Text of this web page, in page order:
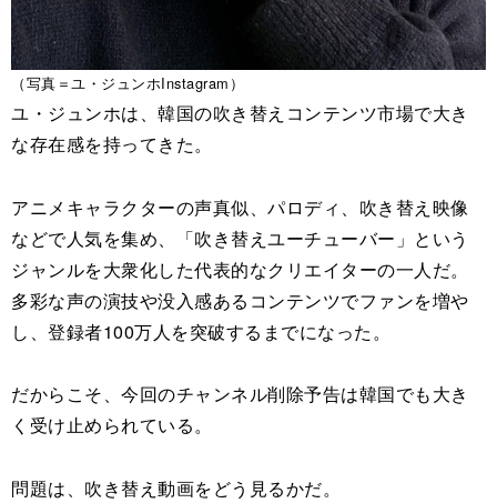
（写真＝ユ・ジュンホInstagram）
ユ・ジュンホは、韓国の吹き替えコンテンツ市場で大き
な存在感を持ってきた。
アニメキャラクターの声真似、パロディ、吹き替え映像
などで人気を集め、「吹き替えユーチューバー」という
ジャンルを大衆化した代表的なクリエイターの一人だ。
多彩な声の演技や没入感あるコンテンツでファンを増や
し、登録者100万人を突破するまでになった。
だからこそ、今回のチャンネル削除予告は韓国でも大き
く受け止められている。
問題は、吹き替え動画をどう見るかだ。